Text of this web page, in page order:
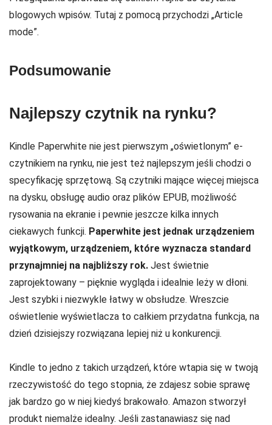
blogowych wpisów. Tutaj z pomocą przychodzi „Article
mode”.
Podsumowanie
Najlepszy czytnik na rynku?
Kindle Paperwhite nie jest pierwszym „oświetlonym” e-
czytnikiem na rynku, nie jest też najlepszym jeśli chodzi o
specyfikację sprzętową. Są czytniki mające więcej miejsca
na dysku, obsługę audio oraz plików EPUB, możliwość
rysowania na ekranie i pewnie jeszcze kilka innych
ciekawych funkcji. Paperwhite jest jednak urządzeniem
wyjątkowym, urządzeniem, które wyznacza standard
przynajmniej na najbliższy rok. Jest świetnie
zaprojektowany – pięknie wygląda i idealnie leży w dłoni.
Jest szybki i niezwykle łatwy w obsłudze. Wreszcie
oświetlenie wyświetlacza to całkiem przydatna funkcja, na
dzień dzisiejszy rozwiązana lepiej niż u konkurencji.
Kindle to jedno z takich urządzeń, które wtapia się w twoją
rzeczywistość do tego stopnia, że zdajesz sobie sprawę
jak bardzo go w niej kiedyś brakowało. Amazon stworzył
produkt niemalże idealny. Jeśli zastanawiasz się nad